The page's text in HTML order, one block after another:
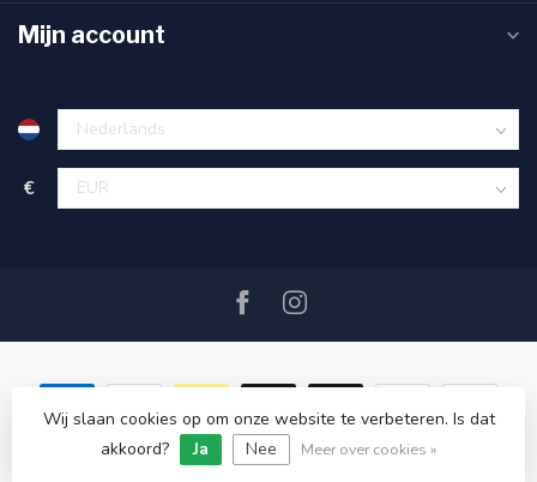
Mijn account
€
© Copyright 2026 SAIL360 watersport and boat equipment
Wij slaan cookies op om onze website te verbeteren. Is dat
akkoord?
Ja Nee Meer over cookies »